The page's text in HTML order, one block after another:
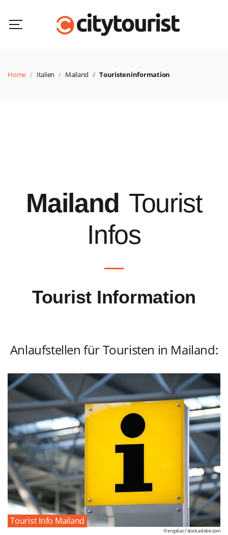
Home Italien Mailand Touristeninformation
Mailand Tourist
Infos
Tourist Information
Anlaufstellen für Touristen in Mailand:
Tourist Info Mailand
© engel.ac /stock.adobe.com